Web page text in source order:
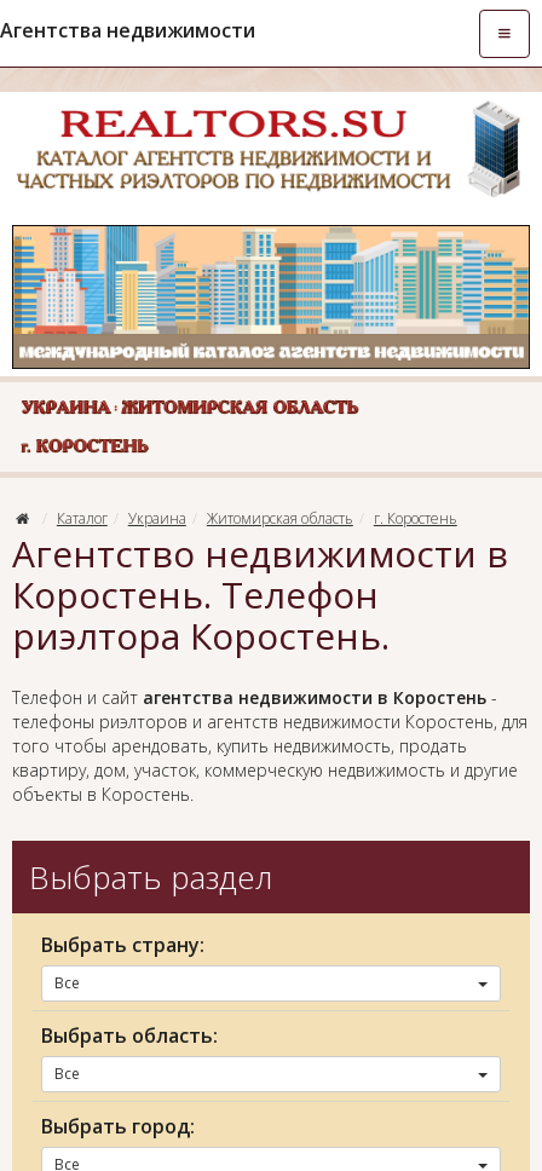
Агентства недвижимости
Каталог Украина Житомирская область г. Коростень
Агентство недвижимости в
Коростень. Телефон
риэлтора Коростень.
Телефон и сайт агентства недвижимости в Коростень -
телефоны риэлторов и агентств недвижимости Коростень, для
того чтобы арендовать, купить недвижимость, продать
квартиру, дом, участок, коммерческую недвижимость и другие
объекты в Коростень.
Выбрать раздел
Выбрать страну:
Все
Выбрать область:
Все
Выбрать город:
Все